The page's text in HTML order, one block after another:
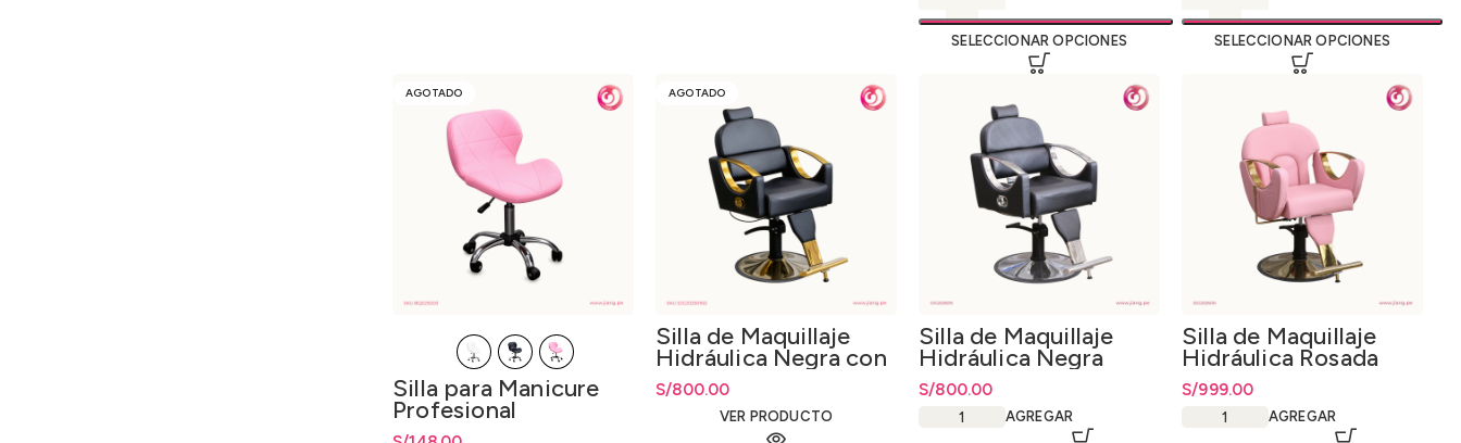
SELECCIONAR OPCIONES SELECCIONAR OPCIONES
AGOTADO
Silla para Manicure
Profesional
Importada
AGOTADO
Silla de Maquillaje
Hidráulica Negra con
Dorado
S/800.00
VER PRODUCTO
Silla de Maquillaje
Hidráulica Negra
S/800.00
AGREGAR
Silla de Maquillaje
Hidráulica Rosada
S/999.00
AGREGAR